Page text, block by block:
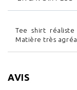
Tee shirt
Matière très
AVIS